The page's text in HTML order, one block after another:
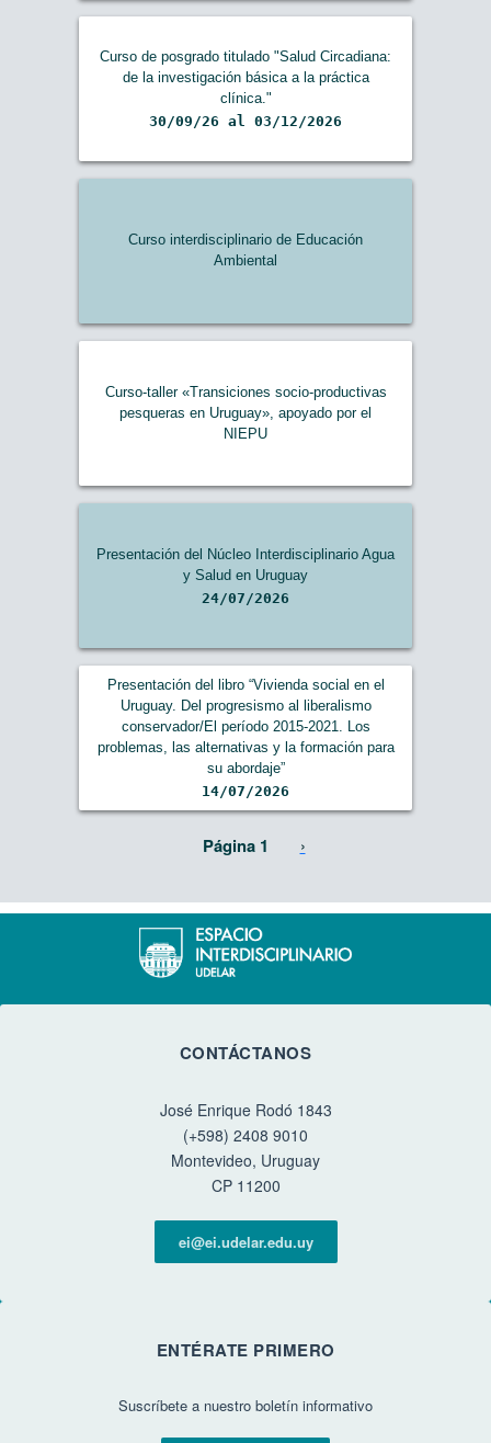
Curso de posgrado titulado "Salud Circadiana:
de la investigación básica a la práctica
clínica."
30/09/26 al 03/12/2026
Curso interdisciplinario de Educación
Ambiental
Curso-taller «Transiciones socio-productivas
pesqueras en Uruguay», apoyado por el
NIEPU
Presentación del Núcleo Interdisciplinario Agua
y Salud en Uruguay
24/07/2026
Presentación del libro “Vivienda social en el
Uruguay. Del progresismo al liberalismo
conservador/El período 2015-2021. Los
problemas, las alternativas y la formación para
su abordaje”
14/07/2026
Página 1 Siguiente página
›
CONTÁCTANOS
José Enrique Rodó 1843
(+598) 2408 9010
Montevideo, Uruguay
CP 11200
ei@ei.udelar.edu.uy
ENTÉRATE PRIMERO
Suscríbete a nuestro boletín informativo